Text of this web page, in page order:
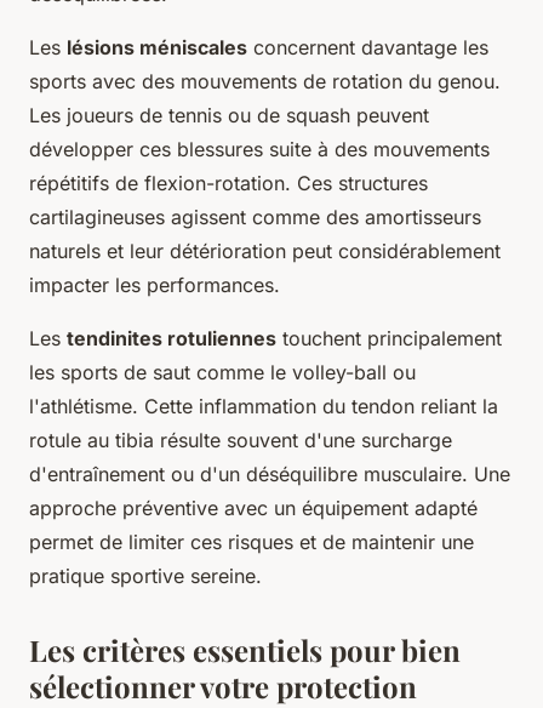
Les lésions méniscales concernent davantage les
sports avec des mouvements de rotation du genou.
Les joueurs de tennis ou de squash peuvent
développer ces blessures suite à des mouvements
répétitifs de flexion-rotation. Ces structures
cartilagineuses agissent comme des amortisseurs
naturels et leur détérioration peut considérablement
impacter les performances.
Les tendinites rotuliennes touchent principalement
les sports de saut comme le volley-ball ou
l'athlétisme. Cette inflammation du tendon reliant la
rotule au tibia résulte souvent d'une surcharge
d'entraînement ou d'un déséquilibre musculaire. Une
approche préventive avec un équipement adapté
permet de limiter ces risques et de maintenir une
pratique sportive sereine.
Les critères essentiels pour bien
sélectionner votre protection